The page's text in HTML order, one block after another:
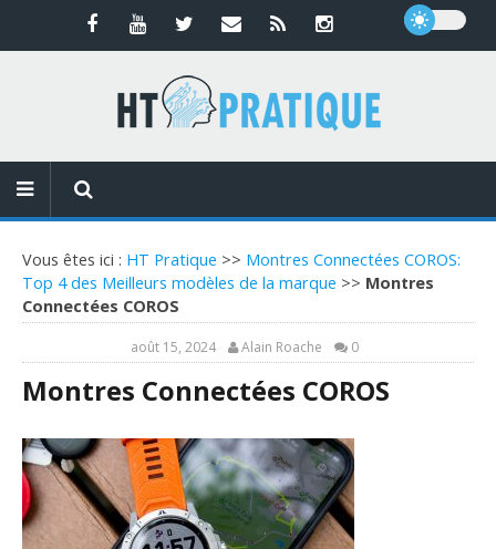
Vous êtes ici : HT Pratique >> Montres Connectées COROS:
Top 4 des Meilleurs modèles de la marque >> Montres
Connectées COROS
août 15, 2024 Alain Roache 0
Montres Connectées COROS